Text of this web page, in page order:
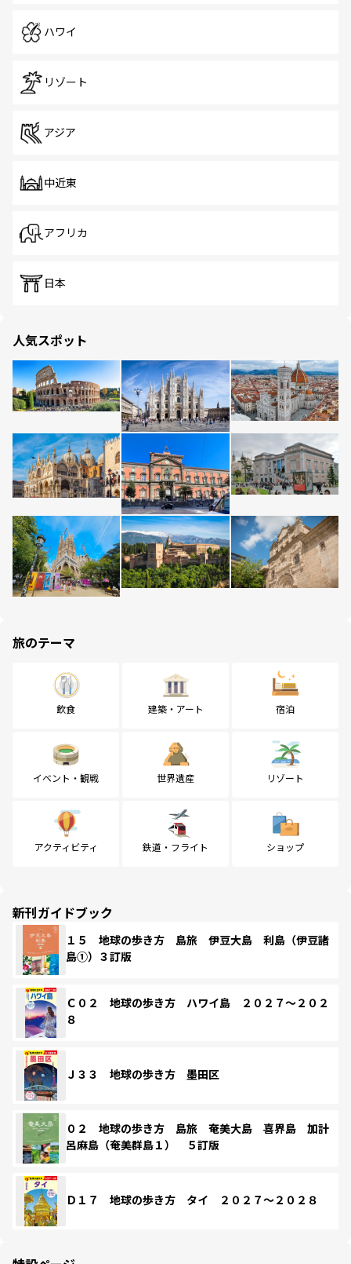
ハワイ
リゾート
アジア
中近東
アフリカ
日本
人気スポット
旅のテーマ
飲食 建築・アート 宿泊
イベント・観戦 世界遺産 リゾート
アクティビティ 鉄道・フライト ショップ
新刊ガイドブック
１５ 地球の歩き方 島旅 伊豆大島 利島（伊豆諸
島①）３訂版
Ｃ０２ 地球の歩き方 ハワイ島 ２０２７～２０２
８
Ｊ３３ 地球の歩き方 墨田区
０２ 地球の歩き方 島旅 奄美大島 喜界島 加計
呂麻島（奄美群島１） ５訂版
Ｄ１７ 地球の歩き方 タイ ２０２７～２０２８